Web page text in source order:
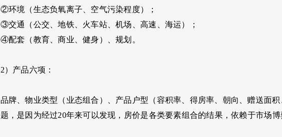
②环境（生态负氧离子、空气污染程度）；
③交通（公交、地铁、火车站、机场、高速、海运）；
④配套（教育、商业、健身）、规划。
2）产品六项：
品牌、物业类型（业态组合）、产品户型（容积率、得房率、朝向、赠送面
题，是因为经过20年来可以发现，房价是各类要素组合的结果，依赖于市场博